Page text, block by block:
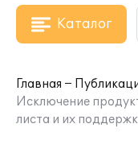
Каталог
Главная
Исключение
листа и их